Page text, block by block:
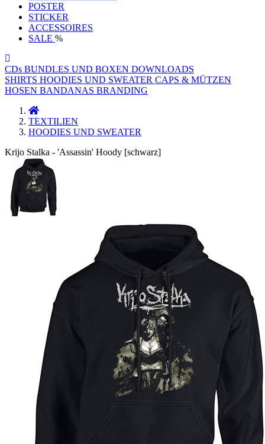
POSTER
STICKER
ACCESSOIRES
SALE %
CDs BUNDLES UND BOXEN DOWNLOADS
SHIRTS HOODIES UND SWEATER CAPS & MÜTZEN
HOSEN BANDANAS BRANDING
TEXTILIEN
HOODIES UND SWEATER
Krijo Stalka - 'Assassin' Hoody [schwarz]